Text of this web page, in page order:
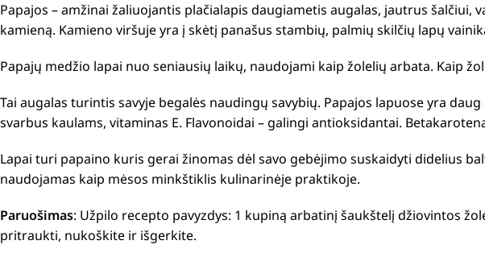
Papajos – amžinai žaliuojantis plačialapis daugiametis augalas, jautrus šalčiui,
kamieną. Kamieno viršuje yra į skėtį panašus stambių, palmių skilčių lapų
Papajų medžio lapai nuo seniausių laikų, naudojami kaip žolelių arbata. Kaip
Tai augalas turintis savyje begalės naudingų savybių. Papajos lapuose yra
svarbus kaulams, vitaminas E. Flavonoidai – galingi antioksidantai.
Lapai turi papaino kuris gerai žinomas dėl savo gebėjimo suskaidyti didelius
naudojamas kaip mėsos minkštiklis kulinarinėje praktikoje.
Paruošimas: Užpilo recepto pavyzdys: 1 kupiną arbatinį šaukštelį džiovintos
pritraukti, nukoškite ir išgerkite.